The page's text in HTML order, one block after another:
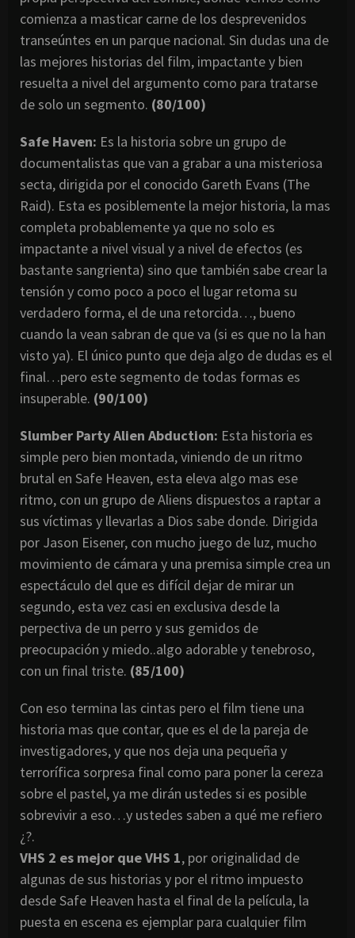
comienza a masticar carne de los desprevenidos
transeúntes en un parque nacional. Sin dudas una de
las mejores historias del film, impactante y bien
resuelta a nivel del argumento como para tratarse
de solo un segmento. (80/100)
Safe Haven: Es la historia sobre un grupo de
documentalistas que van a grabar a una misteriosa
secta, dirigida por el conocido Gareth Evans (The
Raid). Esta es posiblemente la mejor historia, la mas
completa probablemente ya que no solo es
impactante a nivel visual y a nivel de efectos (es
bastante sangrienta) sino que también sabe crear la
tensión y como poco a poco el lugar retoma su
verdadero forma, el de una retorcida…, bueno
cuando la vean sabran de que va (si es que no la han
visto ya). El único punto que deja algo de dudas es el
final…pero este segmento de todas formas es
insuperable. (90/100)
Slumber Party Alien Abduction: Esta historia es
simple pero bien montada, viniendo de un ritmo
brutal en Safe Heaven, esta eleva algo mas ese
ritmo, con un grupo de Aliens dispuestos a raptar a
sus víctimas y llevarlas a Dios sabe donde. Dirigida
por Jason Eisener, con mucho juego de luz, mucho
movimiento de cámara y una premisa simple crea un
espectáculo del que es difícil dejar de mirar un
segundo, esta vez casi en exclusiva desde la
perpectiva de un perro y sus gemidos de
preocupación y miedo..algo adorable y tenebroso,
con un final triste. (85/100)
Con eso termina las cintas pero el film tiene una
historia mas que contar, que es el de la pareja de
investigadores, y que nos deja una pequeña y
terrorífica sorpresa final como para poner la cereza
sobre el pastel, ya me dirán ustedes si es posible
sobrevivir a eso…y ustedes saben a qué me refiero
¿?.
VHS 2 es mejor que VHS 1, por originalidad de
algunas de sus historias y por el ritmo impuesto
desde Safe Heaven hasta el final de la película, la
puesta en escena es ejemplar para cualquier film